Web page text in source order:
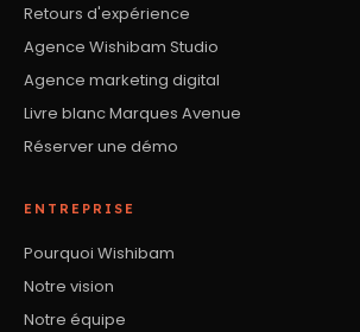
Retours d'expérience
Agence Wishibam Studio
Agence marketing digital
Livre blanc Marques Avenue
Réserver une démo
ENTREPRISE
Pourquoi Wishibam
Notre vision
Notre équipe